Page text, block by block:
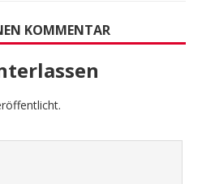
KOMMENTAR